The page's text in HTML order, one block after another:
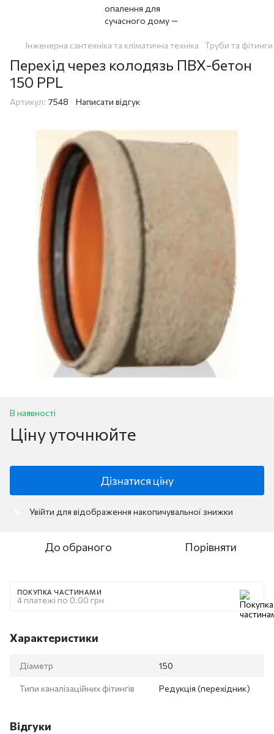
Інженерна сантехніка та кліматична техніка Труби та фітинги
Перехід через колодязь ПВХ-бетон
150 PPL
Артикул: 7548 Написати відгук
В наявності
Ціну уточнюйте
Дізнатися ціну
Увійти для відображення накопичувальної знижки
До обраного Порівняти
ПОКУПКА ЧАСТИНАМИ
4 платежі по 0.00 грн
Характеристики
Діаметр 150
Типи каналізаційних фітингів Редукція (перехідник)
Відгуки